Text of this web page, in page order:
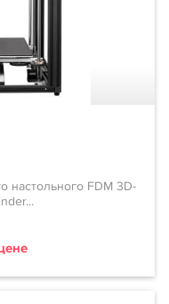
настольного FDM 3D-